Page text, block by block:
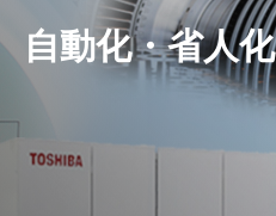
自動化・省人化